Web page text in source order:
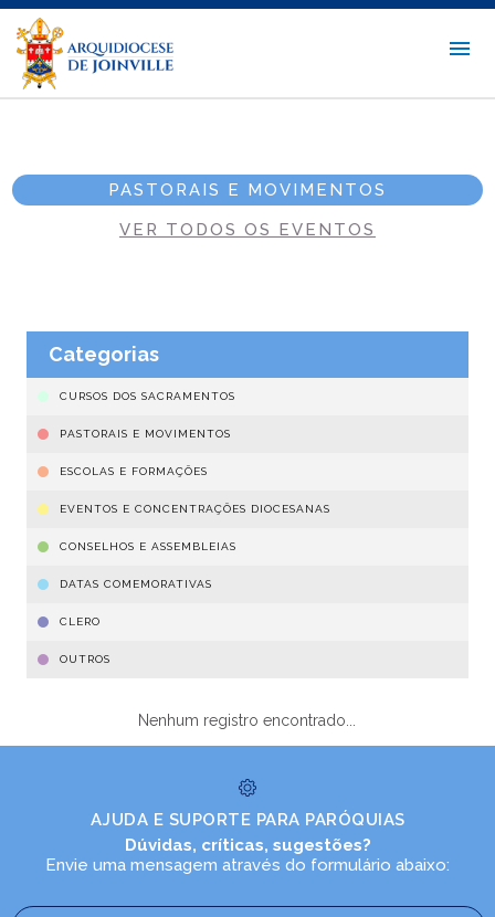
PASTORAIS E MOVIMENTOS
VER TODOS OS EVENTOS
Categorias
CURSOS DOS SACRAMENTOS
PASTORAIS E MOVIMENTOS
ESCOLAS E FORMAÇÕES
EVENTOS E CONCENTRAÇÕES DIOCESANAS
CONSELHOS E ASSEMBLEIAS
DATAS COMEMORATIVAS
CLERO
OUTROS
Nenhum registro encontrado...
AJUDA E SUPORTE PARA PARÓQUIAS
Dúvidas, críticas, sugestões?
Envie uma mensagem através do formulário abaixo: